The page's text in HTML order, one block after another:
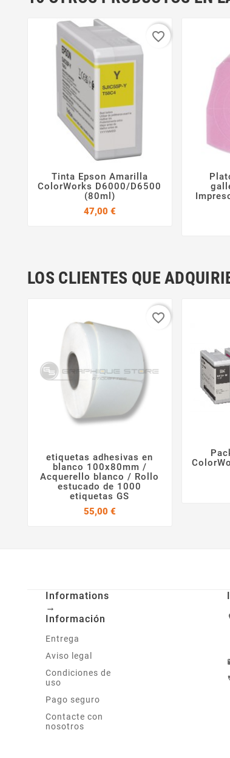
 
Tinta Epson Amarilla
ColorWorks D6000/D6500
(80ml)
47,00 €Precio
favorite_border
LOS CLIENTES QUE
 
etiquetas adhesivas en
blanco 100x80mm /
Acquerello blanco / Rollo
estucado de 1000
etiquetas GS
55,00 €Precio
favorite_border
Informations
→
Información
Entrega
Aviso legal
Condiciones de
uso
Pago seguro
Contacte con
nosotros